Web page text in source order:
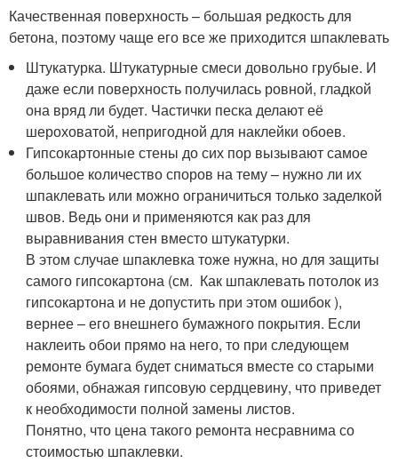
Качественная поверхность – большая редкость для
бетона, поэтому чаще его все же приходится шпаклевать
Штукатурка. Штукатурные смеси довольно грубые. И
даже если поверхность получилась ровной, гладкой
она вряд ли будет. Частички песка делают её
шероховатой, непригодной для наклейки обоев.
Гипсокартонные стены до сих пор вызывают самое
большое количество споров на тему – нужно ли их
шпаклевать или можно ограничиться только заделкой
швов. Ведь они и применяются как раз для
выравнивания стен вместо штукатурки.
В этом случае шпаклевка тоже нужна, но для защиты
самого гипсокартона (см. Как шпаклевать потолок из
гипсокартона и не допустить при этом ошибок ),
вернее – его внешнего бумажного покрытия. Если
наклеить обои прямо на него, то при следующем
ремонте бумага будет сниматься вместе со старыми
обоями, обнажая гипсовую сердцевину, что приведет
к необходимости полной замены листов.
Понятно, что цена такого ремонта несравнима со
стоимостью шпаклевки.